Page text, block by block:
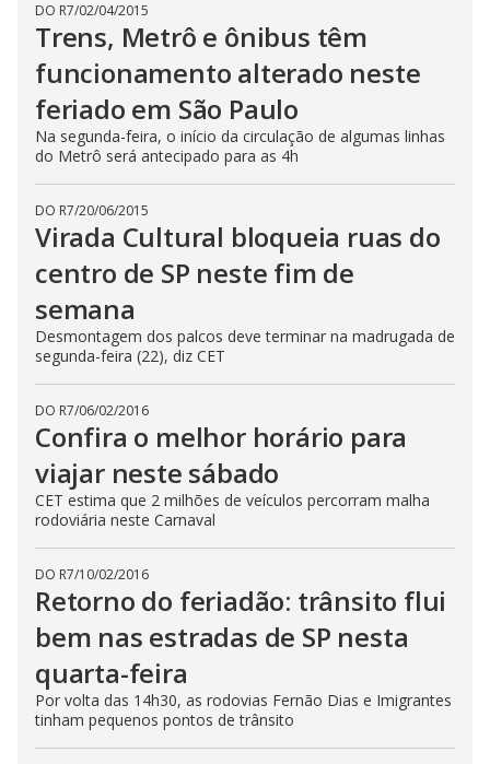
DO R7/02/04/2015
Trens, Metrô e ônibus têm
funcionamento alterado neste
feriado em São Paulo
Na segunda-feira, o início da circulação de algumas linhas
do Metrô será antecipado para as 4h
DO R7/20/06/2015
Virada Cultural bloqueia ruas do
centro de SP neste fim de
semana
Desmontagem dos palcos deve terminar na madrugada de
segunda-feira (22), diz CET
DO R7/06/02/2016
Confira o melhor horário para
viajar neste sábado
CET estima que 2 milhões de veículos percorram malha
rodoviária neste Carnaval
DO R7/10/02/2016
Retorno do feriadão: trânsito flui
bem nas estradas de SP nesta
quarta-feira
Por volta das 14h30, as rodovias Fernão Dias e Imigrantes
tinham pequenos pontos de trânsito